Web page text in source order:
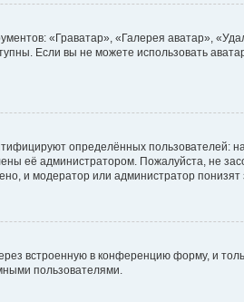
«Граватар», «Галерея аватар»,
Если вы не можете использовать
определённых пользователей:
её администратором. Пожалуйста, не
и модератор или администратор понизят
встроенную в конференцию форму, и
пользователями.